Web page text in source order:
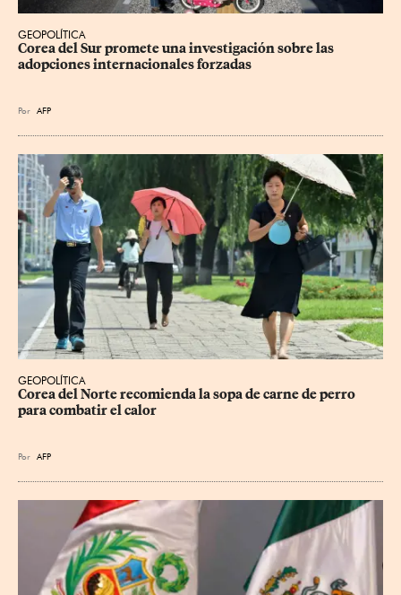
GEOPOLÍTICA
Corea del Sur promete una investigación sobre las
adopciones internacionales forzadas
Por AFP
GEOPOLÍTICA
Corea del Norte recomienda la sopa de carne de perro
para combatir el calor
Por AFP